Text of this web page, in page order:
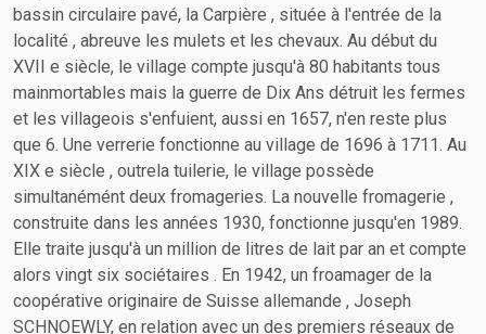
bassin circulaire pavé, la Carpière , située à l'entrée de la
localité , abreuve les mulets et les chevaux. Au début du
XVII e siècle, le village compte jusqu'à 80 habitants tous
mainmortables mais la guerre de Dix Ans détruit les fermes
et les villageois s'enfuient, aussi en 1657, n'en reste plus
que 6. Une verrerie fonctionne au village de 1696 à 1711. Au
XIX e siècle , outrela tuilerie, le village possède
simultanémént deux fromageries. La nouvelle fromagerie ,
construite dans les années 1930, fonctionne jusqu'en 1989.
Elle traite jusqu'à un million de litres de lait par an et compte
alors vingt six sociétaires . En 1942, un froamager de la
coopérative originaire de Suisse allemande , Joseph
SCHNOEWLY, en relation avec un des premiers réseaux de